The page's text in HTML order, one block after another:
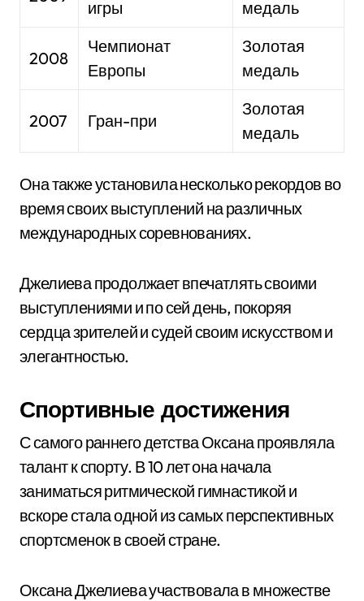
игры медаль
2008
Чемпионат
Европы
Золотая
медаль
2007 Гран-при
Золотая
медаль
Она также установила несколько рекордов во
время своих выступлений на различных
международных соревнованиях.
Джелиева продолжает впечатлять своими
выступлениями и по сей день, покоряя
сердца зрителей и судей своим искусством и
элегантностью.
Спортивные достижения
С самого раннего детства Оксана проявляла
талант к спорту. В 10 лет она начала
заниматься ритмической гимнастикой и
вскоре стала одной из самых перспективных
спортсменок в своей стране.
Оксана Джелиева участвовала в множестве